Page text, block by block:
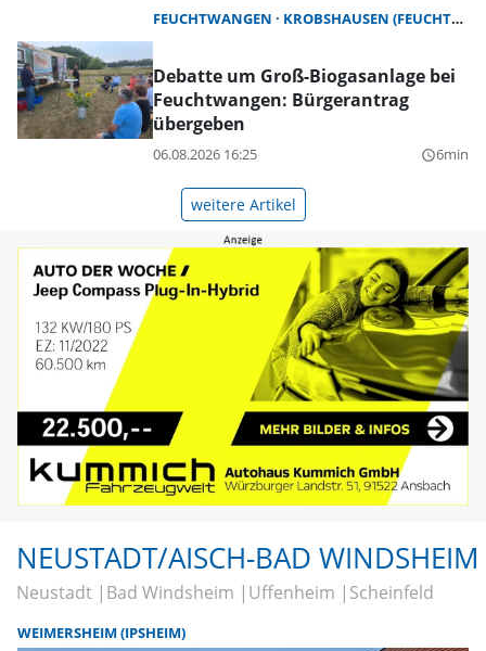
FEUCHTWANGEN KROBSHAUSEN (FEUCHTWANGEN)
Debatte um Groß-Biogasanlage bei
Feuchtwangen: Bürgerantrag
übergeben
06.08.2026 16:25 query_builder6min
weitere Artikel
NEUSTADT/AISCH-BAD WINDSHEIM
Neustadt Bad Windsheim Uffenheim Scheinfeld
WEIMERSHEIM (IPSHEIM)